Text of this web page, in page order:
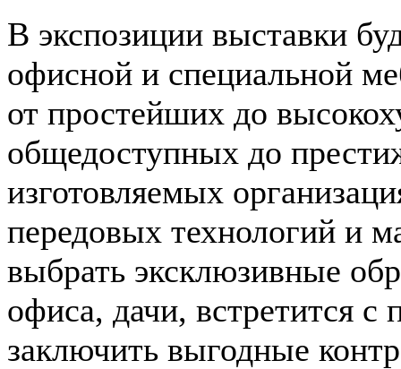
В экспозиции выставки
офисной и специальной
от простейших до
общедоступных до
изготовляемых
передовых технологий и
выбрать эксклюзивные
офиса, дачи, встретится с
заключить выгодные